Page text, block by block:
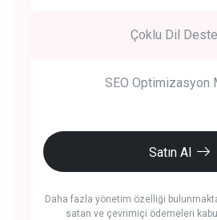
Çoklu Dil
SEO Optimizasyon
Satın Al
Daha fazla yönetim özelliği
satan ve çevrimiçi ödemeleri